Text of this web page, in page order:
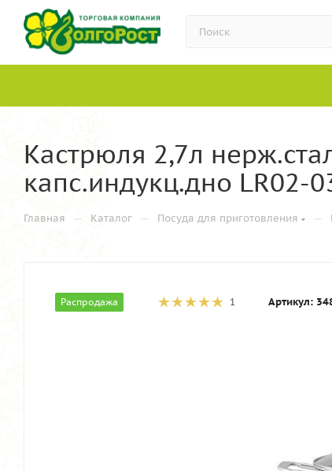
Кастрюля 2,7л
капс.индукц.дно LR02-
Главная — Каталог — Посуда для приготовления —
Распродажа 1 Артикул: